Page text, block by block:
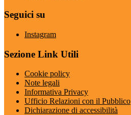
Seguici su
Instagram
Sezione Link Utili
Cookie policy
Note legali
Informativa Privacy
Ufficio Relazioni con il Pubblico
Dichiarazione di accessibilità